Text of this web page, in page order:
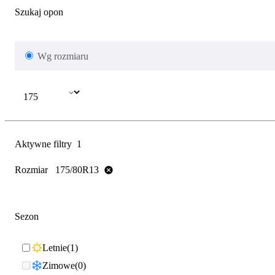
Szukaj opon
Wg rozmiaru
Aktywne filtry 1
Rozmiar 175/80R13
Sezon
Letnie 1
Zimowe 0